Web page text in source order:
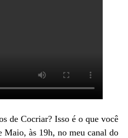
de Cocriar? Isso é o que você
Maio, às 19h, no meu canal do